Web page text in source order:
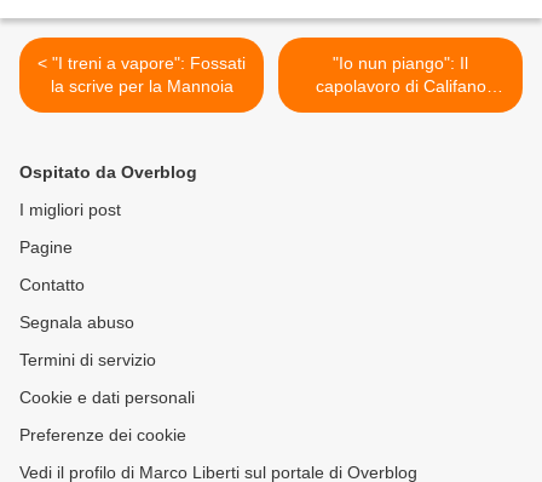
< "I treni a vapore": Fossati
la scrive per la Mannoia
"Io nun piango": Il
capolavoro di Califano
dedicato a Piero Ciampi >
Ospitato da Overblog
I migliori post
Pagine
Contatto
Segnala abuso
Termini di servizio
Cookie e dati personali
Preferenze dei cookie
Vedi il profilo di Marco Liberti sul portale di Overblog